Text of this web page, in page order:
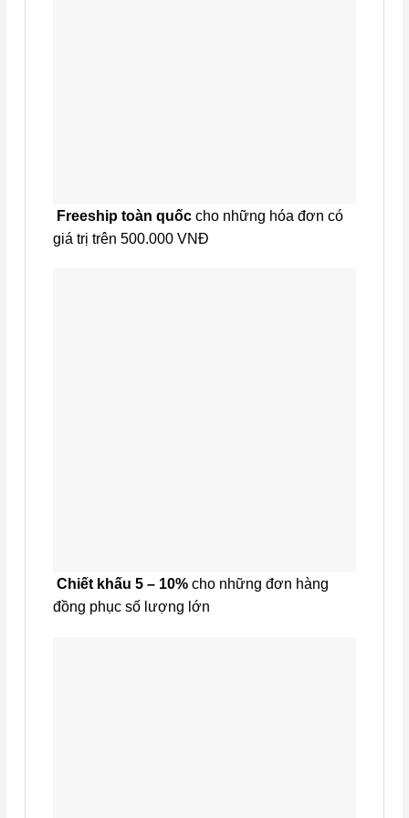
Freeship toàn quốc cho những hóa đơn có
giá trị trên 500.000 VNĐ
Chiết khấu 5 – 10%cho những đơn hàng
đồng phục số lượng lớn